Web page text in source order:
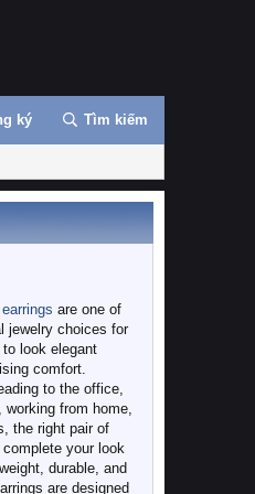
ký Tìm kiếm
are one of
jewelry choices for
look elegant
comfort.
to the office,
from home,
the right pair of
your look
durable, and
are designed